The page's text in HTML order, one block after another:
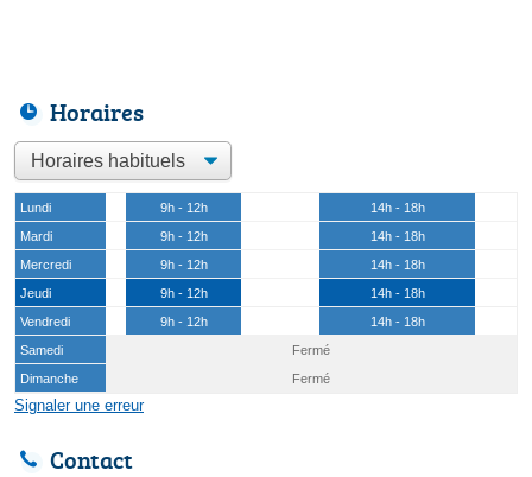
Horaires
Lundi 9h - 12h
14h - 18h
Mardi
9h - 12h
14h - 18h
Mercredi
9h - 12h
14h - 18h
Jeudi
9h - 12h
14h - 18h
Vendredi
9h - 12h
14h - 18h
Samedi
Fermé
Dimanche
Fermé
Signaler une erreur
Contact